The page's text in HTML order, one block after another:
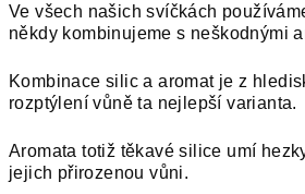
Ve všech našich svíčkách
někdy kombinujeme s neškodnými
Kombinace silic a aromat je z
rozptýlení vůně ta nejlepší varianta.
Aromata totiž těkavé silice umí
jejich přirozenou vůni.